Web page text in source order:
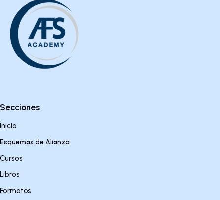
Secciones
Inicio
Esquemas de Alianza
Cursos
Libros
Formatos